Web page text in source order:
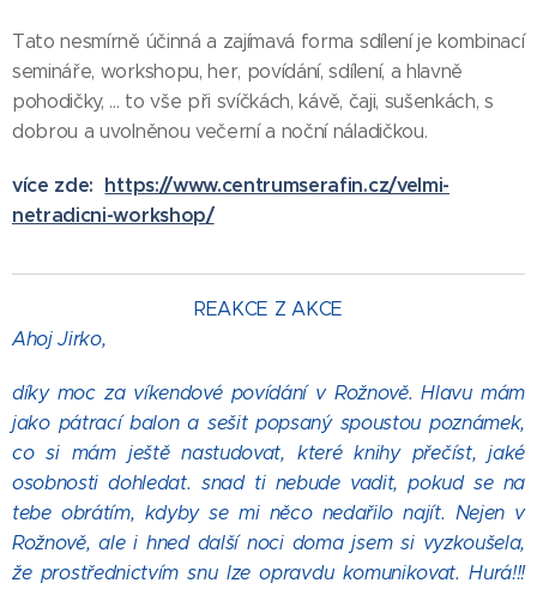
Tato nesmírně účinná a zajímavá forma sdílení je kombinací
semináře, workshopu, her, povídání, sdílení, a hlavně
pohodičky, ... to vše při svíčkách, kávě, čaji, sušenkách, s
dobrou a uvolněnou večerní a noční náladičkou.
více zde: https://www.centrumserafin.cz/velmi-
netradicni-workshop/
REAKCE Z AKCE
Ahoj Jirko,
díky moc za víkendové povídání v Rožnově. Hlavu mám
jako pátrací balon a sešit popsaný spoustou poznámek,
co si mám ještě nastudovat, které knihy přečíst, jaké
osobnosti dohledat. snad ti nebude vadit, pokud se na
tebe obrátím, kdyby se mi něco nedařilo najít. Nejen v
Rožnově, ale i hned další noci doma jsem si vyzkoušela,
že prostřednictvím snu lze opravdu komunikovat. Hurá!!!